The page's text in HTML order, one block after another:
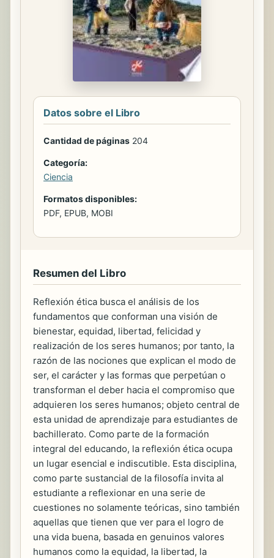
Datos sobre el Libro
Cantidad de páginas 204
Categoría:
Ciencia
Formatos disponibles:
PDF, EPUB, MOBI
Resumen del Libro
Reflexión ética busca el análisis de los
fundamentos que conforman una visión de
bienestar, equidad, libertad, felicidad y
realización de los seres humanos; por tanto, la
razón de las nociones que explican el modo de
ser, el carácter y las formas que perpetúan o
transforman el deber hacia el compromiso que
adquieren los seres humanos; objeto central de
esta unidad de aprendizaje para estudiantes de
bachillerato. Como parte de la formación
integral del educando, la reflexión ética ocupa
un lugar esencial e indiscutible. Esta disciplina,
como parte sustancial de la filosofía invita al
estudiante a reflexionar en una serie de
cuestiones no solamente teóricas, sino también
aquellas que tienen que ver para el logro de
una vida buena, basada en genuinos valores
humanos como la equidad, la libertad, la